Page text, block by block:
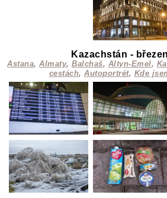
Kazachstán -
Astana,Almaty,Balchaš, Altyn-Emel,
cestách,Autoportrét, Kde